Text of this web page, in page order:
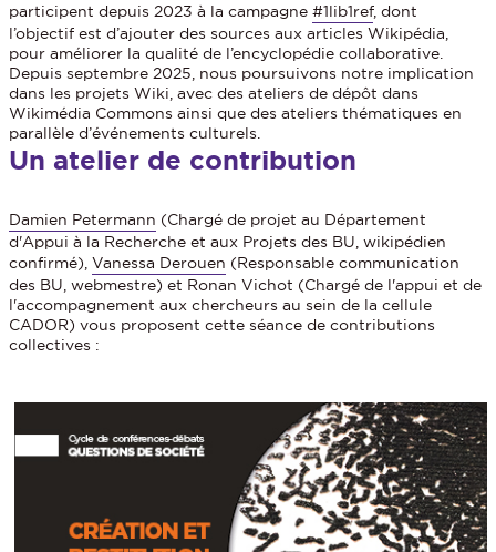
participent depuis 2023 à la campagne#1lib1ref, dont
l’objectif est d’ajouter des sources aux articles Wikipédia,
pour améliorer la qualité de l’encyclopédie collaborative.
Depuis septembre 2025, nous poursuivons notre implication
dans les projets Wiki, avec des ateliers de dépôt dans
Wikimédia Commons ainsi que des ateliers thématiques en
parallèle d’événements culturels.
Un atelier de contribution
Damien Petermann (Chargé de projet au Département
d'Appui à la Recherche et aux Projets des BU, wikipédien
confirmé),Vanessa Derouen (Responsable communication
des BU, webmestre) et Ronan Vichot (Chargé de l'appui et de
l'accompagnement aux chercheurs au sein de la cellule
CADOR) vous proposent cette séance de contributions
collectives :